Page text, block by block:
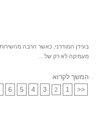
בעידן המודרני, כאשר הרבה
מעמיקה לא רק של ...
המשך לקרוא
<<
1
2
3
4
5
6